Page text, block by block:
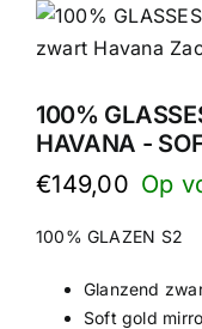
LaFuga
NEW
Over Bergasports
Account
Contact
100%
HAVANA -
€149,00
100% GLAZEN S2
Glanzend
Soft gold